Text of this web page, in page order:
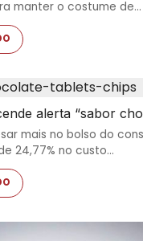
manter o costume de…
alerta “sabor
mais no bolso do
24,77% no custo…